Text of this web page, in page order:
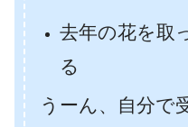
去年の花を取
る
うーん、自分で